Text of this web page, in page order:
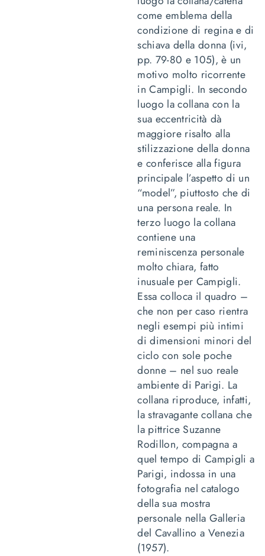
come emblema della
condizione di regina e di
schiava della donna (ivi,
pp. 79-80 e 105), è un
motivo molto ricorrente
in Campigli. In secondo
luogo la collana con la
sua eccentricità dà
maggiore risalto alla
stilizzazione della donna
e conferisce alla figura
principale l’aspetto di un
“model”, piuttosto che di
una persona reale. In
terzo luogo la collana
contiene una
reminiscenza personale
molto chiara, fatto
inusuale per Campigli.
Essa colloca il quadro –
che non per caso rientra
negli esempi più intimi
di dimensioni minori del
ciclo con sole poche
donne – nel suo reale
ambiente di Parigi. La
collana riproduce, infatti,
la stravagante collana che
la pittrice Suzanne
Rodillon, compagna a
quel tempo di Campigli a
Parigi, indossa in una
fotografia nel catalogo
della sua mostra
personale nella Galleria
del Cavallino a Venezia
(1957).